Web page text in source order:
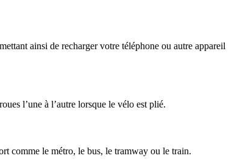
ainsi de recharger votre téléphone ou autre appareil
l’une à l’autre lorsque le vélo est plié.
comme le métro, le bus, le tramway ou le train.